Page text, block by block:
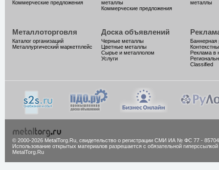
Коммерческие предложения
металлы
Коммерческие предложения
металлы
Металлоторговля
Каталог организаций
Металлургический маркетплейс
Доска объявлений
Черные металлы
Цветные металлы
Сырье и металлолом
Услуги
Баннерная
Реклама в
Classified
© 2000-2026 MetalTorg.Ru, cвидетельство о регистрации СМИ ИА № ФС 77 - 85704
Использование открытых материалов разрешается с обязательной гиперссылкой
MetalTorg.Ru